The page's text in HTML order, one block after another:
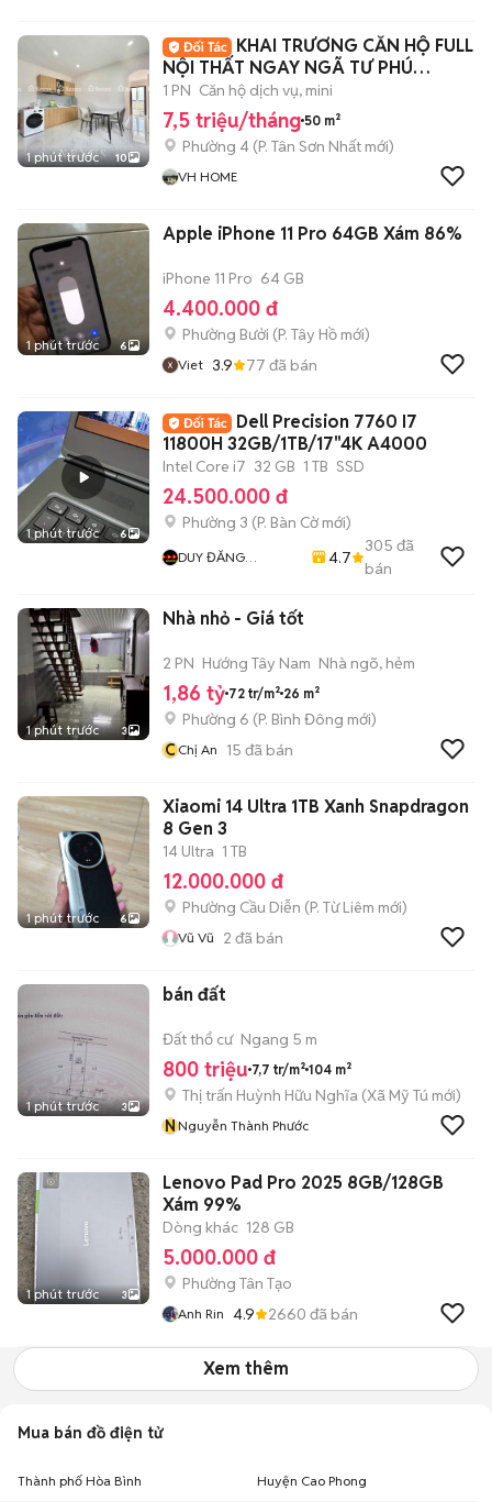
1 phút trước 10
KHAI TRƯƠNG CĂN HỘ FULL
NỘI THẤT NGAY NGÃ TƯ PHÚ
NHUẬN
1 PN Căn hộ dịch vụ, mini
7,5 triệu/tháng 50 m²
Phường 4 (P. Tân Sơn Nhất mới)
VH HOME
1 phút trước 6
Apple iPhone 11 Pro 64GB Xám 86%
iPhone 11 Pro 64 GB
4.400.000 đ
Phường Bưởi (P. Tây Hồ mới)
Viet 3.9 77 đã bán
1 phút trước 6
Dell Precision 7760 I7
11800H 32GB/1TB/17"4K A4000
Intel Core i7 32 GB 1 TB SSD
24.500.000 đ
Phường 3 (P. Bàn Cờmới)
DUY ĐĂNG
4.7
305 đã
bán
1 phút trước 3
Nhà nhỏ - Giá tốt
2 PN Hướng Tây Nam Nhà ngõ, hẻm
1,86 tỷ 72 tr/m² 26 m²
Phường 6 (P. Bình Đông mới)
CChị An 15 đã bán
1 phút trước 6
Xiaomi 14 Ultra 1TB Xanh Snapdragon
8 Gen 3
14 Ultra 1 TB
12.000.000 đ
Phường Cầu Diễn (P. Từ Liêm mới)
Vũ Vũ 2 đã bán
1 phút trước 3
bán đất
Đất thổ cư Ngang 5 m
800 triệu 7,7 tr/m² 104 m²
Thị trấn Huỳnh Hữu Nghĩa (Xã Mỹ Tú mới)
NNguyễn Thành Phước
1 phút trước 3
Lenovo Pad Pro 2025 8GB/128GB
Xám 99%
Dòng khác 128 GB
5.000.000 đ
Phường Tân Tạo
Anh Rin 4.9 2660 đã bán
Xem thêm
Mua bán đồ điện tử
Thành phố Hòa Bình Huyện Cao Phong